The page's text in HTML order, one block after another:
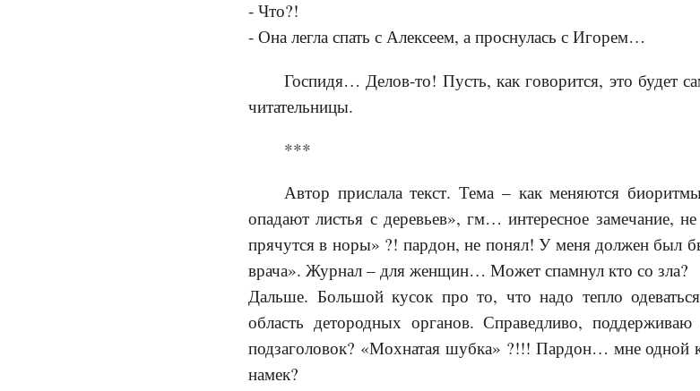
- Что?!
- Она легла спать с Алексеем, а проснулась с Игорем…
Госпидя… Делов-то! Пусть, как говорится, это будет
читательницы.
***
Автор прислала текст. Тема – как меняются
опадают листья с деревьев», гм… интересное замечание,
прячутся в норы» ?! пардон, не понял! У меня должен был
врача». Журнал – для женщин… Может спамнул кто со зла?
Дальше. Большой кусок про то, что надо тепло
область детородных органов. Справедливо,
подзаголовок? «Мохнатая шубка» ?!!! Пардон… мне одной
намек?